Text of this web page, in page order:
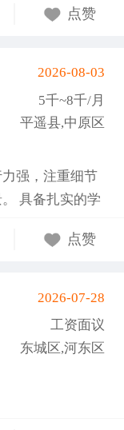
目书撰写，其
的撰写。
6月在研究生管
士研究生开
同时负责研究
管理工作，与
-2025年7月在
生论文查重、
馆老师与学生
力强，在读期
同时不定期举
等。
点赞
2026-08-03
5千~8千/月
平遥县,中原区
强，注重细节
具备扎实的学
团队协作与跨
点赞
(刘先生)
2026-07-28
工资面议
东城区,河东区